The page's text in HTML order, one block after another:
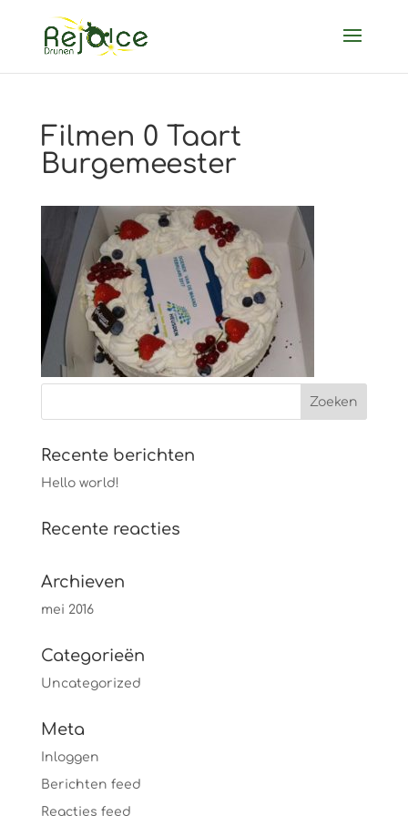
Filmen 0 Taart
Burgemeester
Recente berichten
Hello world!
Recente reacties
Archieven
mei 2016
Categorieën
Uncategorized
Meta
Inloggen
Berichten feed
Reacties feed